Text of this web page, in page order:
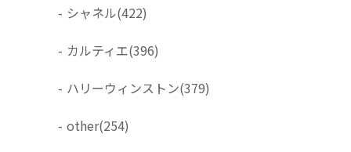
- シャネル(422)
- カルティエ(396)
- ハリーウィンストン(379)
- other(254)